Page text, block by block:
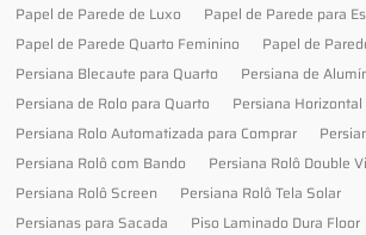
Papel de Parede de Luxo
Papel de Parede para
Papel de Parede Quarto Feminino
Papel de
Persiana Blecaute para Quarto
Persiana de
Persiana de Rolo para Quarto
Persiana
Persiana Rolo Automatizada para Comprar
Persiana Rolô com Bando
Persiana Rolô Double
Persiana Rolô Screen
Persiana Rolô Tela Solar
Persianas para Sacada
Piso Laminado Dura Floor